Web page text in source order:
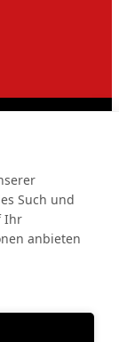
Such und
Ihr
anbieten